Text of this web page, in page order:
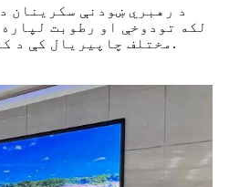
د رهبري ښودنې سکرینان
لکه تودوخې او رطوبت
مختلف چاپیریال کې د کارولو لپاره مناسب دي.